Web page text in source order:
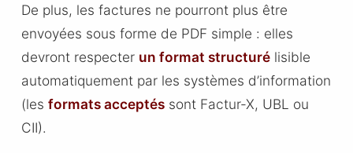
De plus, les factures ne pourront plus être
envoyées sous forme de PDF simple : elles
devront respecter un format structurélisible
automatiquement par les systèmes d’information
(les formats acceptéssont Factur-X, UBL ou
CII).